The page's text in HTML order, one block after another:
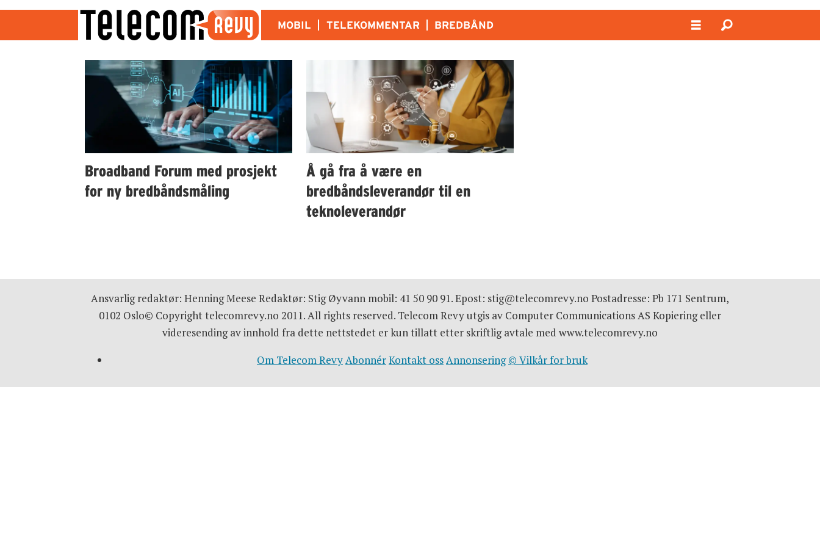
MOBIL TELEKOMMENTAR BREDBÅND
broadband
Broadband Forum med prosjekt
for ny bredbåndsmåling
Å gå fra å være en
bredbåndsleverandør til en
teknoleverandør
Ansvarlig redaktør: Henning Meese Redaktør: Stig Øyvann mobil: 41 50 90 91. Epost: stig@telecomrevy.no Postadresse: Pb 171 Sentrum,
0102 Oslo© Copyright telecomrevy.no 2011. All rights reserved. Telecom Revy utgis av Computer Communications AS Kopiering eller
videresending av innhold fra dette nettstedet er kun tillatt etter skriftlig avtale med www.telecomrevy.no
Om Telecom RevyAbonnérKontakt ossAnnonsering © Vilkår for bruk